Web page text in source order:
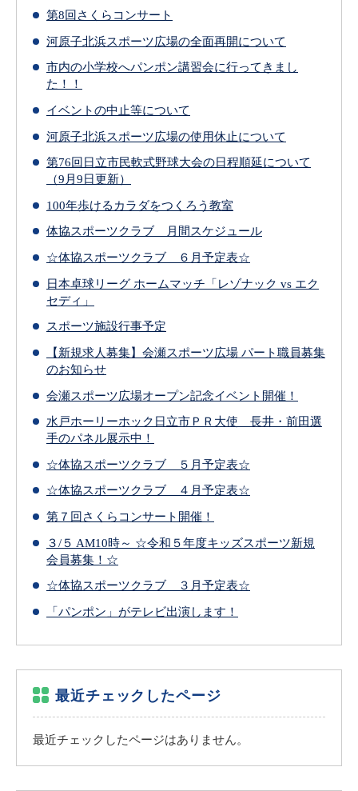
第8回さくらコンサート
河原⼦北浜スポーツ広場の全⾯再開について
市内の小学校へパンポン講習会に行ってきまし
た！！
イベントの中止等について
河原子北浜スポーツ広場の使用休止について
第76回日立市民軟式野球大会の日程順延について
（9月9日更新）
100年歩けるカラダをつくろう教室
体協スポーツクラブ 月間スケジュール
☆体協スポーツクラブ ６月予定表☆
日本卓球リーグ ホームマッチ「レゾナック vs エク
セディ」
スポーツ施設行事予定
【新規求人募集】会瀬スポーツ広場 パート職員募集
のお知らせ
会瀬スポーツ広場オープン記念イベント開催！
水戸ホーリーホック日立市ＰＲ大使 長井・前田選
手のパネル展示中！
☆体協スポーツクラブ ５月予定表☆
☆体協スポーツクラブ ４月予定表☆
第７回さくらコンサート開催！
３/５ AM10時～ ☆令和５年度キッズスポーツ新規
会員募集！☆
☆体協スポーツクラブ ３月予定表☆
「パンポン」がテレビ出演します！
最近チェックしたページ
最近チェックしたページはありません。